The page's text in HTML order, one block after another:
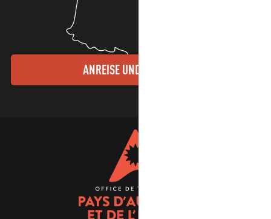
ANREISE UND KONTAKTE